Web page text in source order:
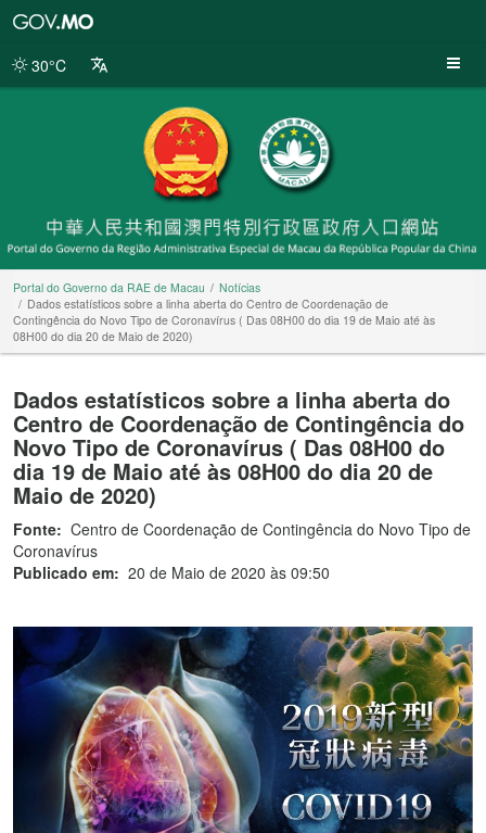
da
30°C
Portal do Governo da RAE de Macau
Notícias
Dados estatísticos sobre a linha aberta do Centro de Coordenação de
Contingência do Novo Tipo de Coronavírus ( Das 08H00 do dia 19 de Maio até às
08H00 do dia 20 de Maio de 2020)
Dados estatísticos sobre a linha aberta do
Centro de Coordenação de Contingência do
Novo Tipo de Coronavírus ( Das 08H00 do
dia 19 de Maio até às 08H00 do dia 20 de
Maio de 2020)
Fonte: Centro de Coordenação de Contingência do Novo Tipo de
Coronavírus
Publicado em: 20 de Maio de 2020 às 09:50